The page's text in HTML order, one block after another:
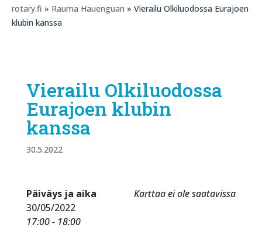
rotary.fi » Rauma Hauenguan » Vierailu Olkiluodossa Eurajoen
klubin kanssa
Vierailu Olkiluodossa
Eurajoen klubin
kanssa
30.5.2022
Karttaa ei ole saatavissa
Päiväys ja aika
30/05/2022
17:00 - 18:00